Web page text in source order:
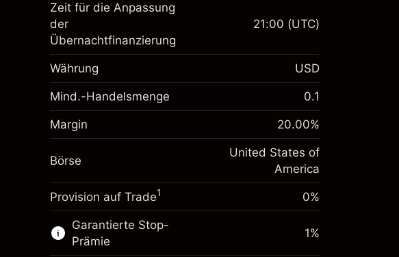
Margin. Ihre Investition
Anpassung der
Übernachtfinanzierung
Gebühren aus fremdfinanzierten
Positionswert
-0.021568
(-$1.08)
Positionsgröße mit Hebelwirkung ~
$5,000.00
$4,000.00
Zur Plattform
Margin. Ihre Investition
$1,000.00
Anpassung der
Positionswert
-0.000654
%
Positionsgröße mit Hebelwirkung ~$5,000.00
Geld aus Hebelwirkung ~
Zeit für die Anpassung
der
Übernachtfinanzierung
21:00 (UTC)
Währung USD
Mind.-Handelsmenge 0.1
Margin 20.00%
Börse
United States of
America
Provision auf Trade1 0%
Garantierte Stop-
Prämie
1%